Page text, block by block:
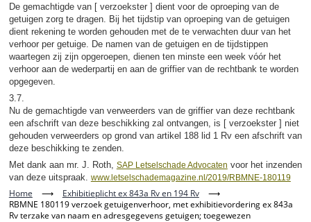
De gemachtigde van [ verzoekster ] dient voor de oproeping van de
getuigen zorg te dragen. Bij het tijdstip van oproeping van de getuigen
dient rekening te worden gehouden met de te verwachten duur van het
verhoor per getuige. De namen van de getuigen en de tijdstippen
waartegen zij zijn opgeroepen, dienen ten minste een week vóór het
verhoor aan de wederpartij en aan de griffier van de rechtbank te worden
opgegeven.
3.7.
Nu de gemachtigde van verweerders van de griffier van deze rechtbank
een afschrift van deze beschikking zal ontvangen, is [ verzoekster ] niet
gehouden verweerders op grond van artikel 188 lid 1 Rv een afschrift van
deze beschikking te zenden.
Met dank aan mr. J. Roth, SAP Letselschade Advocaten voor het inzenden
van deze uitspraak. www.letselschademagazine.nl/2019/RBMNE-180119
Home ⟶ Exhibitieplicht ex 843a Rv en 194 Rv
⟶
RBMNE 180119 verzoek getuigenverhoor, met exhibitievordering ex 843a
Rv terzake van naam en adresgegevens getuigen; toegewezen